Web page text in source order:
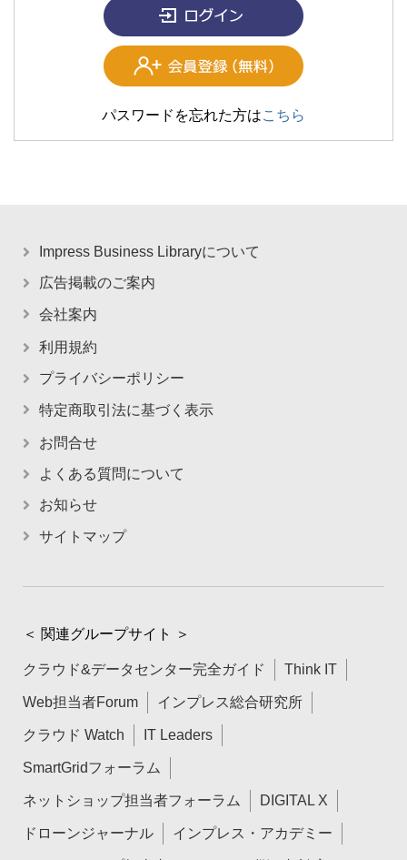
パスワードを忘れた方はこちら
Impress Business Libraryについて
広告掲載のご案内
会社案内
利用規約
プライバシーポリシー
特定商取引法に基づく表示
お問合せ
よくある質問について
お知らせ
サイトマップ
＜ 関連グループサイト ＞
クラウド&データセンター完全ガイド Think IT
Web担当者Forum インプレス総合研究所
クラウド Watch IT Leaders
SmartGridフォーラム
ネットショップ担当者フォーラム DIGITAL X
ドローンジャーナル インプレス・アカデミー